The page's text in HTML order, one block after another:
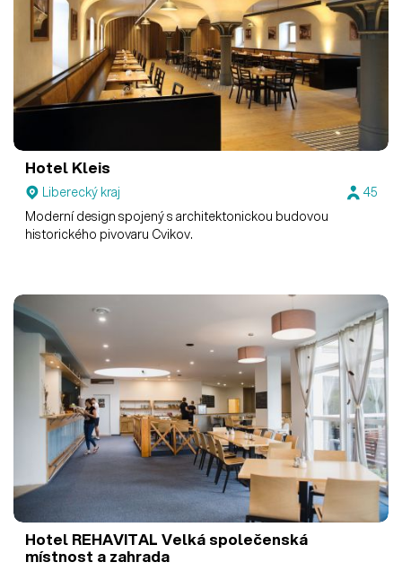
Hotel Kleis
Liberecký kraj
45
Moderní design spojený s architektonickou budovou
historického pivovaru Cvikov.
Hotel REHAVITAL Velká společenská
místnost a zahrada